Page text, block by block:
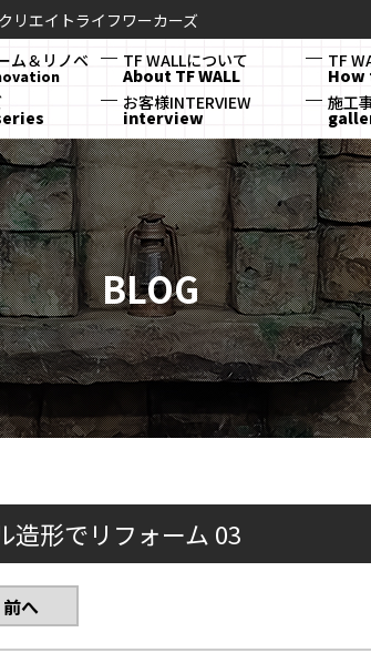
リエイトライフワーカーズ
ム＆リノベ TF WALLについて
About TF WALL
TF
How
お客様INTERVIEW
interview
施工
BLOG
造形でリフォーム 03
前へ